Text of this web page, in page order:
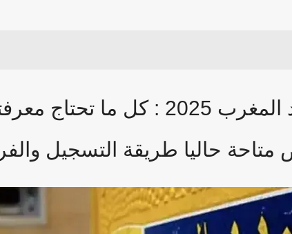
التوظيف في بريد المغرب 2025 : كل
حاليا طريقة التسجيل